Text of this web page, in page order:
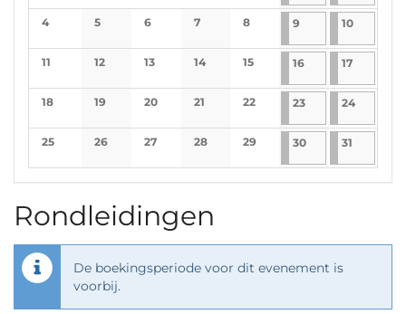
No events
4
No events
5
No events
6
No events
7
No events
8
No events
9 9-5-2026
1 evenement
1010-5-2026
1
11
No events
12
No events
13
No events
14
No events
15
No events
1616-5-2026
1 evenement
1717-5-2026
1
18
No events
19
No events
20
No events
21
No events
22
No events
2323-5-2026
1 evenement
2424-5-
1
25
No events
26
No events
27
No events
28
No events
29
No events
3030-5-2026
1 evenement
31
Rondleidingen
De boekingsperiode voor dit evenement is
voorbij.